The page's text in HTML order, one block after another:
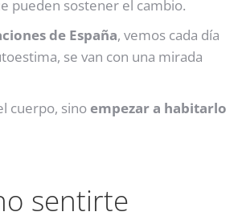
pueden sostener el cambio.
de España, vemos cada día
se van con una mirada
cuerpo, sinoempezar a habitarlo
sentirte